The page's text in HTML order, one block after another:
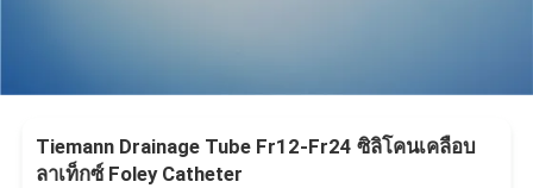
Tiemann Drainage Tube Fr12-Fr24 ซิลิโคนเคลือบ
ลาเท็กซ์ Foley Catheter